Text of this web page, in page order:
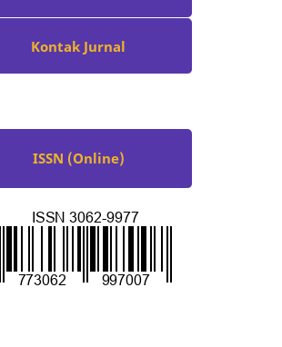
Kontak Jurnal
ISSN (Online)